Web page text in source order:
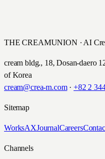
THE CREAMUNION · AI
cream bldg., 18, Dosan-daero
of Korea
cream@crea-m.com· +82 2
Sitemap
WorksAXJournalCareers
Channels